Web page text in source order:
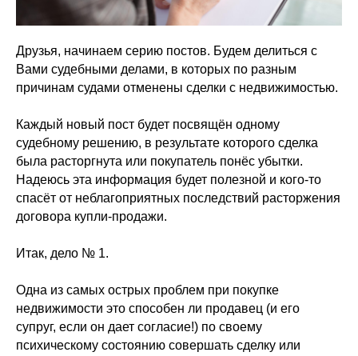
Друзья, начинаем серию постов. Будем делиться с
Вами судебными делами, в которых по разным
причинам судами отменены сделки с недвижимостью.
Каждый новый пост будет посвящён одному
судебному решению, в результате которого сделка
была расторгнута или покупатель понёс убытки.
Надеюсь эта информация будет полезной и кого-то
спасёт от неблагоприятных последствий расторжения
договора купли-продажи.
Итак, дело № 1.
Одна из самых острых проблем при покупке
недвижимости это способен ли продавец (и его
супруг, если он дает согласие!) по своему
психическому состоянию совершать сделку или